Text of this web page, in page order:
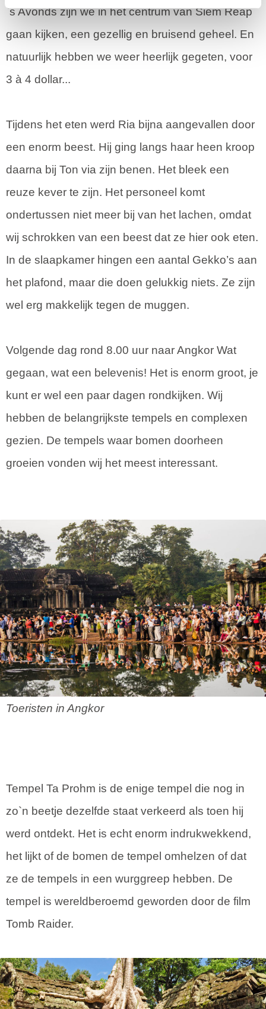
`s Avonds zijn we in het centrum van Siem Reap
gaan kijken, een gezellig en bruisend geheel. En
natuurlijk hebben we weer heerlijk gegeten, voor
3 à 4 dollar...
Tijdens het eten werd Ria bijna aangevallen door
een enorm beest. Hij ging langs haar heen kroop
daarna bij Ton via zijn benen. Het bleek een
reuze kever te zijn. Het personeel komt
ondertussen niet meer bij van het lachen, omdat
wij schrokken van een beest dat ze hier ook eten.
In de slaapkamer hingen een aantal Gekko’s aan
het plafond, maar die doen gelukkig niets. Ze zijn
wel erg makkelijk tegen de muggen.
Volgende dag rond 8.00 uur naar Angkor Wat
gegaan, wat een belevenis! Het is enorm groot, je
kunt er wel een paar dagen rondkijken. Wij
hebben de belangrijkste tempels en complexen
gezien. De tempels waar bomen doorheen
groeien vonden wij het meest interessant.
Toeristen in Angkor
Tempel Ta Prohm is de enige tempel die nog in
zo`n beetje dezelfde staat verkeerd als toen hij
werd ontdekt. Het is echt enorm indrukwekkend,
het lijkt of de bomen de tempel omhelzen of dat
ze de tempels in een wurggreep hebben. De
tempel is wereldberoemd geworden door de film
Tomb Raider.